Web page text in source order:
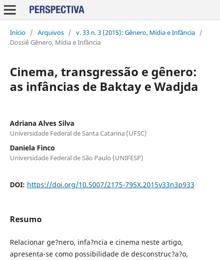
Início / Arquivos / v. 33 n. 3 (2015): Gênero, Mídia e Infância /
Dossiê Gênero, Mídia e Infância
Cinema, transgressão e gênero:
as infâncias de Baktay e Wadjda
Adriana Alves Silva
Universidade Federal de Santa Catarina (UFSC)
Daniela Finco
Universidade Federal de São Paulo (UNIFESP)
DOI: https://doi.org/10.5007/2175-795X.2015v33n3p933
Resumo
Relacionar ge?nero, infa?ncia e cinema neste artigo,
apresenta-se como possibilidade de desconstruc?a?o,